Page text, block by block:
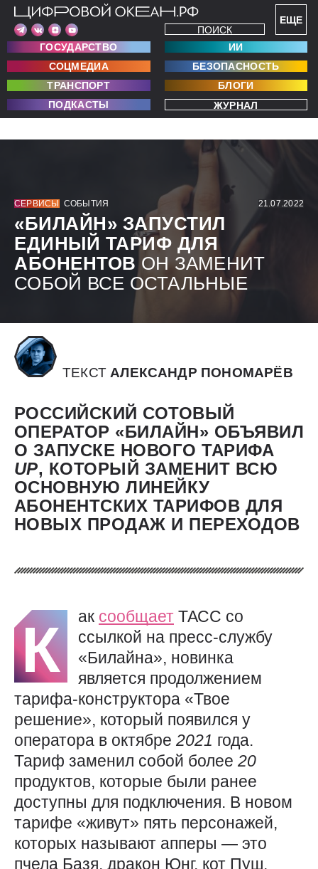
ЕЩЕ
ПОИСК
ГОСУДАРСТВО
ИИ
СОЦМЕДИА
БЕЗОПАСНОСТЬ
ТРАНСПОРТ
БЛОГИ
ПОДКАСТЫ
ЖУРНАЛ
СЕРВИСЫ СОБЫТИЯ 21.07.2022
«БИЛАЙН» ЗАПУСТИЛ
ЕДИНЫЙ ТАРИФ ДЛЯ
АБОНЕНТОВ ОН ЗАМЕНИТ
СОБОЙ ВСЕ ОСТАЛЬНЫЕ
ТЕКСТ АЛЕКСАНДР ПОНОМАРЁВ
РОССИЙСКИЙ СОТОВЫЙ
ОПЕРАТОР «БИЛАЙН» ОБЪЯВИЛ
О ЗАПУСКЕ НОВОГО ТАРИФА
UP, КОТОРЫЙ ЗАМЕНИТ ВСЮ
ОСНОВНУЮ ЛИНЕЙКУ
АБОНЕНТСКИХ ТАРИФОВ ДЛЯ
НОВЫХ ПРОДАЖ И ПЕРЕХОДОВ
К ак сообщает ТАСС со
ссылкой на пресс-службу
«Билайна», новинка
является продолжением
тарифа-конструктора «Твое
решение», который появился у
оператора в октябре 2021 года.
Тариф заменил собой более 20
продуктов, которые были ранее
доступны для подключения. В новом
тарифе «живут» пять персонажей,
которых называют апперы — это
пчела Базя, дракон Юнг, кот Пуш,